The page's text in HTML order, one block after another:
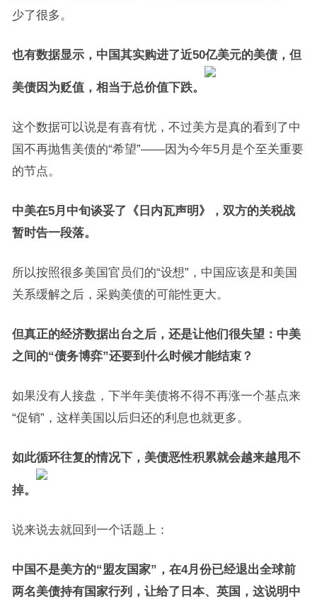
少了很多。
也有数据显示，中国其实购进了近50亿美元的美债，但
美债因为贬值，相当于总价值下跌。
这个数据可以说是有喜有忧，不过美方是真的看到了中
国不再抛售美债的“希望”——因为今年5月是个至关重要
的节点。
中美在5月中旬谈妥了《日内瓦声明》，双方的关税战
暂时告一段落。
所以按照很多美国官员们的“设想”，中国应该是和美国
关系缓解之后，采购美债的可能性更大。
但真正的经济数据出台之后，还是让他们很失望：中美
之间的“债务博弈”还要到什么时候才能结束？
如果没有人接盘，下半年美债将不得不再涨一个基点来
“促销”，这样美国以后归还的利息也就更多。
如此循环往复的情况下，美债恶性积累就会越来越甩不
掉。
说来说去就回到一个话题上：
中国不是美方的“盟友国家”，在4月份已经退出全球前
两名美债持有国家行列，让给了日本、英国，这说明中